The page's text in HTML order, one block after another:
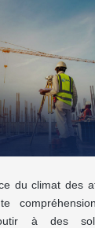
du climat des
à des